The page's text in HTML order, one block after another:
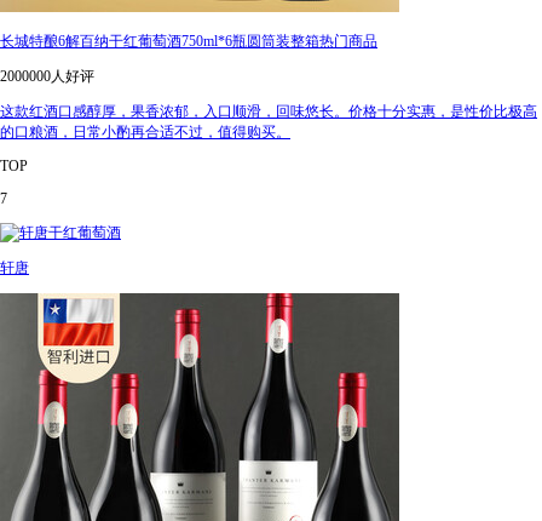
长城特酿6解百纳干红葡萄酒750ml*6瓶圆筒装整箱热门商品
2000000人好评
这款红酒口感醇厚，果香浓郁，入口顺滑，回味悠长。价格十分实惠，是性价比极高
的口粮酒，日常小酌再合适不过，值得购买。
TOP
7
轩唐